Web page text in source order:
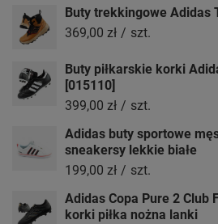
Buty trekkingowe Adidas
369,00 zł / szt.
Buty piłkarskie korki
[015110]
399,00 zł / szt.
Adidas buty sportowe
sneakersy lekkie białe
199,00 zł / szt.
Adidas Copa Pure 2 Club
korki piłka nożna lanki